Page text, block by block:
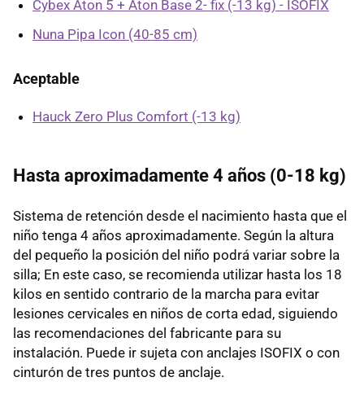
Cybex Aton 5 + Aton Base 2- fix (-13 kg) - ISOFIX
Nuna Pipa Icon (40-85 cm)
Aceptable
Hauck Zero Plus Comfort (-13 kg)
Hasta aproximadamente 4 años (0-18 kg)
Sistema de retención desde el nacimiento hasta que el
niño tenga 4 años aproximadamente. Según la altura
del pequeño la posición del niño podrá variar sobre la
silla; En este caso, se recomienda utilizar hasta los 18
kilos en sentido contrario de la marcha para evitar
lesiones cervicales en niños de corta edad, siguiendo
las recomendaciones del fabricante para su
instalación. Puede ir sujeta con anclajes ISOFIX o con
cinturón de tres puntos de anclaje.